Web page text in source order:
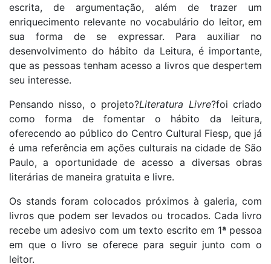
escrita, de argumentação, além de trazer um
enriquecimento relevante no vocabulário do leitor, em
sua forma de se expressar. Para auxiliar no
desenvolvimento do hábito da Leitura, é importante,
que as pessoas tenham acesso a livros que despertem
seu interesse.
Pensando nisso, o projeto?Literatura Livre?foi criado
como forma de fomentar o hábito da leitura,
oferecendo ao público do Centro Cultural Fiesp, que já
é uma referência em ações culturais na cidade de São
Paulo, a oportunidade de acesso a diversas obras
literárias de maneira gratuita e livre.
Os stands foram colocados próximos à galeria, com
livros que podem ser levados ou trocados. Cada livro
recebe um adesivo com um texto escrito em 1ª pessoa
em que o livro se oferece para seguir junto com o
leitor.